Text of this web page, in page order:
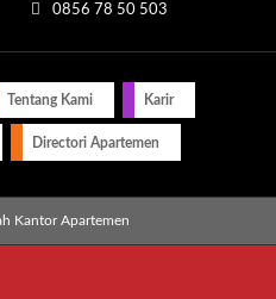
0856 78 50 503
Tentang Kami Karir
Directori Apartemen
Kantor Apartemen